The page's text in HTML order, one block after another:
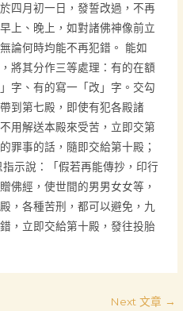
四月初一日，發誓改過，不再
上、晚上，如對諸佛神像前立
論何時均能不再犯錯。 能如
將其分作三等處理：有的在額
字、有的寫一「改」字。交勾
到第七殿，即使有犯各殿諸
用解送本殿來受苦，立即交第
罪事的話，隨即交給第十殿；
示說：「假若再能傳抄，印行
佛經，使世間的男男女女等，
，各種苦刑，都可以避免，九
，立即交給第十殿，發往投胎
Next 文章 →